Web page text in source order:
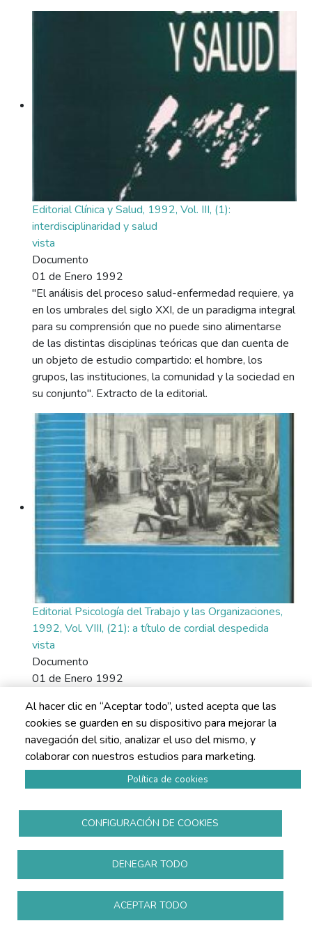
Editorial Clínica y Salud, 1992, Vol. III, (1):
interdisciplinaridad y salud
vista
Documento
01 de Enero 1992
"El análisis del proceso salud-enfermedad requiere, ya
en los umbrales del siglo XXI, de un paradigma integral
para su comprensión que no puede sino alimentarse
de las distintas disciplinas teóricas que dan cuenta de
un objeto de estudio compartido: el hombre, los
grupos, las instituciones, la comunidad y la sociedad en
su conjunto". Extracto de la editorial.
Editorial Psicología del Trabajo y las Organizaciones,
1992, Vol. VIII, (21): a título de cordial despedida
vista
Documento
01 de Enero 1992
"Psicología del Trabajo y de las Organizaciones"
tendrá, a partir de los próximos números, nuevo
director, nuevos editores y nuevo Consejo de
redacción. Esto significa una "buena nueva". La revista
está definitivamente consolidada". Extracto de la
Al hacer clic en “Aceptar todo”, usted acepta que las
cookies se guarden en su dispositivo para mejorar la
navegación del sitio, analizar el uso del mismo, y
colaborar con nuestros estudios para marketing.
Política de cookies
CONFIGURACIÓN DE COOKIES
DENEGAR TODO
ACEPTAR TODO